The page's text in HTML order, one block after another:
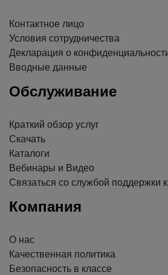
Контактное лицо
Условия сотрудничества
Декларация о
Вводные данные
Обслуживание
Краткий обзор услуг
Скачать
Каталоги
Вебинары и Видео
Связаться со службой поддержки
Компания
О нас
Качественная политика
Безопасность в классе